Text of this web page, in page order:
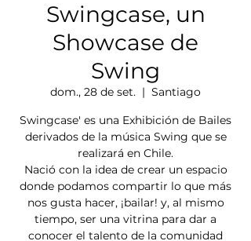
Swingcase, un
Showcase de
Swing
dom., 28 de set.
  |
Santiago
Swingcase' es una Exhibición de Bailes
derivados de la música Swing que se
realizará en Chile.
Nació con la idea de crear un espacio
donde podamos compartir lo que más
nos gusta hacer, ¡bailar! y, al mismo
tiempo, ser una vitrina para dar a
conocer el talento de la comunidad